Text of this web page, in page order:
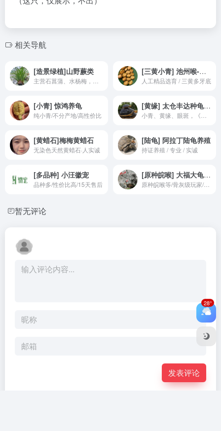
相关导航
[造景绿植]山野蕨类
主营石菖蒲、水杨梅，实诚人
[三黄小青] 池州喉-梅子龟园
人工精品选育 / 三黄多牙底
[小青] 惊鸿养龟
纯小青/不分产地/高性价比
[黄缘] 太仓丰达种龟场· 张景春创办
小青、黄缘、眼斑，《黄喉拟水龟养殖技术图谱》、《黄缘闭壳龟养殖技术图谱》作者陈景春老师创办龟场
[黄蜡石]梅梅黄蜡石
无染色天然黄蜡石·人实诚
[陆龟] 阿拉丁陆龟养殖
持证养殖 / 专业 / 实诚
[多品种] 小汪徽宠
品种多/性价比高/15天售后
[原种皖喉] 大福大龟-孙师傅
原种皖喉等/骨灰级玩家/产地喉
暂无评论
发表评论
28°